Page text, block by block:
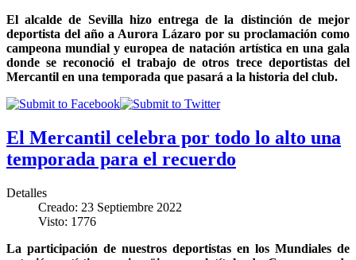
El alcalde de Sevilla hizo entrega de la distinción de mejor
deportista del año a Aurora Lázaro por su proclamación como
campeona mundial y europea de natación artística en una gala
donde se reconoció el trabajo de otros trece deportistas del
Mercantil en una temporada que pasará a la historia del club.
El Mercantil celebra por todo lo alto una
temporada para el recuerdo
Detalles
Creado: 23 Septiembre 2022
Visto: 1776
La participación de nuestros deportistas en los Mundiales de